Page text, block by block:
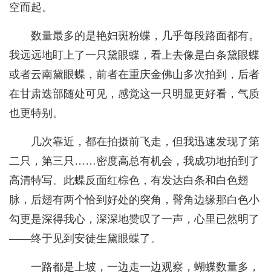
空而起。
数量最多的是艳妇斑粉蝶，几乎每段路面都有。
我远远地盯上了一只黛眼蝶，看上去像是白条黛眼蝶
或者云南黛眼蝶，前者在重庆金佛山多次拍到，后者
在甘肃迭部随处可见，感觉这一只明显更好看，气质
也更特别。
几次靠近，都在拍摄前飞走，但我迅速发现了第
二只，第三只……密度高总有机会，我成功地拍到了
高清特写。此蝶反面红棕色，有发达白条和白色翅
脉，后翅有两个恰到好处的突角，臀角边缘那白色小
勾更是深得我心，深深地赞叹了一声，心里已然明了
——终于见到安徒生黛眼蝶了。
一路都是上坡，一边走一边观察，蝴蝶数量多，